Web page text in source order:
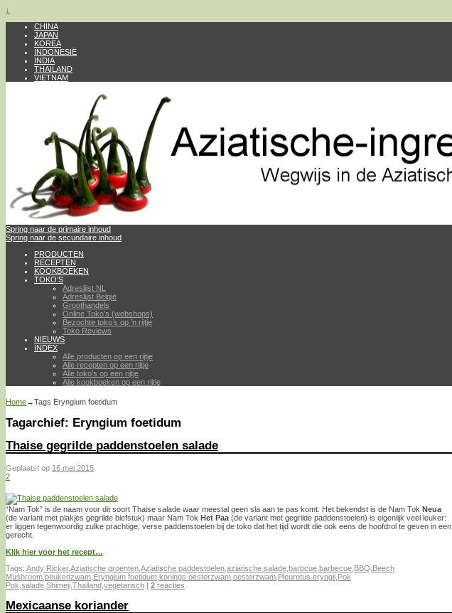
↓
CHINA
JAPAN
KOREA
INDONESIË
INDIA
THAILAND
VIETNAM
Spring naar de primaire inhoud
Spring naar de secundaire inhoud
PRODUCTEN
RECEPTEN
KOOKBOEKEN
TOKO’S
Adreslijst NL
Adreslijst België
Groothandels
Online Toko’s (webshops)
Bezochte toko’s op ’n rijtje
Toko Reviews
NIEUWS
INDEX
Alle producten op een rijtje
Alle recepten op een rijtje
Alle toko’s op een rijtje
Alle kookboeken op een rijtje
Home→Tags Eryngium foetidum
Tagarchief: Eryngium foetidum
Thaise gegrilde paddenstoelen salade
Geplaatst op 16 mei 2015
2
“Nam Tok” is de naam voor dit soort Thaise salade waar meestal geen sla aan te pas komt. Het bekendst is de Nam Tok Neua
(de variant met plakjes gegrilde biefstuk) maar Nam Tok Het Paa (de variant met gegrilde paddenstoelen) is eigenlijk veel leuker:
er liggen tegenwoordig zulke prachtige, verse paddenstoelen bij de toko dat het tijd wordt die ook eens de hoofdrol te geven in een
gerecht.
Klik hier voor het recept…
Tags: Andy Ricker,Aziatische groenten Aziatische paddestoelen aziatische salade barbcue barbecue BBQ Beech
Mushroom beukenzwam Eryngium foetidum konings oesterzwam oesterzwam Pleurotus eryngii Pok
Pok salade Shimeji Thailand vegetarisch | 2 reacties
Mexicaanse koriander